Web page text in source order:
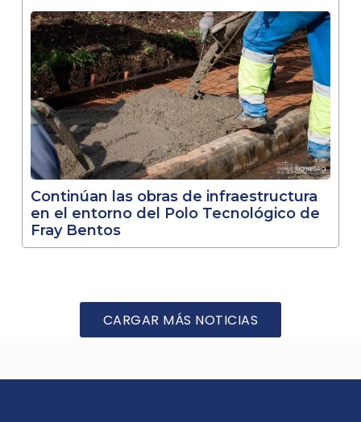
Continúan las obras de infraestructura
en el entorno del Polo Tecnológico de
Fray Bentos
CARGAR MÁS NOTICIAS